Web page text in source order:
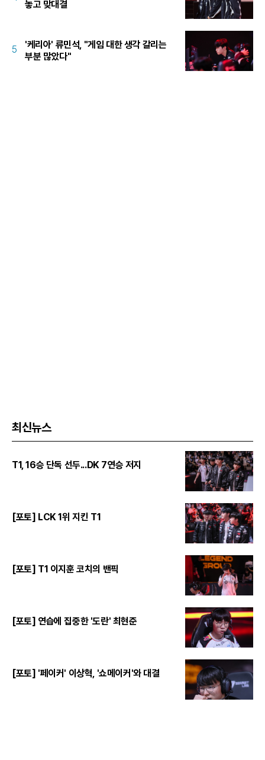
놓고 맞대결
5
'케리아' 류민석, "게임 대한 생각 갈리는
부분 많았다"
최신뉴스
T1, 16승 단독 선두...DK 7연승 저지
[포토] LCK 1위 지킨 T1
[포토] T1 이지훈 코치의 밴픽
[포토] 연습에 집중한 '도란' 최현준
[포토] '페이커' 이상혁, '쇼메이커'와 대결